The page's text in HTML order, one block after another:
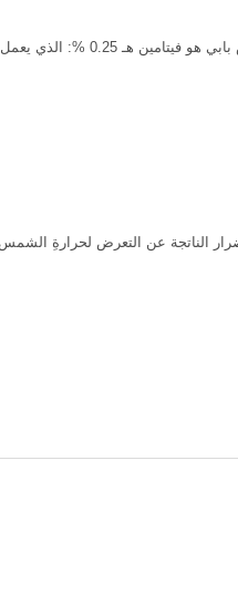
تعمل مكونات الكريم المهدئة للبشرة على حماية البشرة الحساسة،